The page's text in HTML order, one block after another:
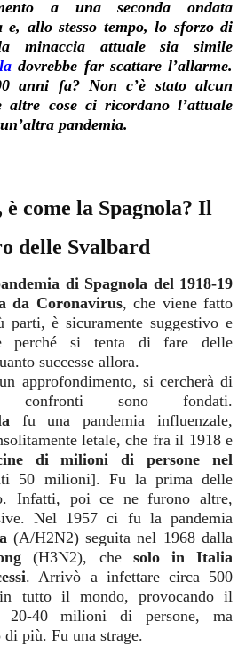
a una seconda ondata
e, allo stesso tempo, lo sforzo di
minaccia attuale sia simile
dovrebbe far scattare l’allarme.
anni fa? Non c’è stato alcun
altre cose ci ricordano l’attuale
pandemia.
come la Spagnola? Il
delle Svalbard
di Spagnola del 1918-19
da Coronavirus, che viene fatto
parti, è sicuramente suggestivo e
perché si tenta di fare delle
successe allora.
approfondimento, si cercherà di
sono fondati.
fu una pandemia influenzale,
letale, che fra il 1918 e
di milioni di persone nel
50 milioni]. Fu la prima delle
Infatti, poi ce ne furono altre,
Nel 1957 ci fu la pandemia
(A/H2N2) seguita nel 1968 dalla
(H3N2), che solo in Italia
. Arrivò a infettare circa 500
tutto il mondo, provocando il
20-40 milioni di persone, ma
più. Fu una strage.